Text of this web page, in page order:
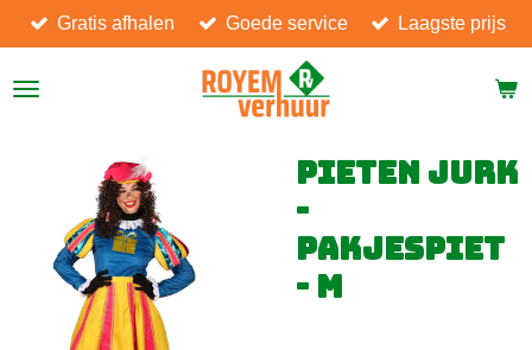
Ga
direct
naar
Gratis afhalen Goede service Laagste prijs
Pieten jurk
-
Pakjespiet
- M